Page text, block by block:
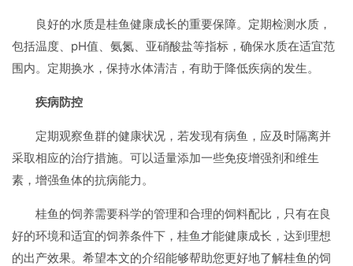
良好的水质是桂鱼健康成长的重要保障。定期检测水质，
包括温度、pH值、氨氮、亚硝酸盐等指标，确保水质在适宜范
围内。定期换水，保持水体清洁，有助于降低疾病的发生。
疾病防控
定期观察鱼群的健康状况，若发现有病鱼，应及时隔离并
采取相应的治疗措施。可以适量添加一些免疫增强剂和维生
素，增强鱼体的抗病能力。
桂鱼的饲养需要科学的管理和合理的饲料配比，只有在良
好的环境和适宜的饲养条件下，桂鱼才能健康成长，达到理想
的出产效果。希望本文的介绍能够帮助您更好地了解桂鱼的饲